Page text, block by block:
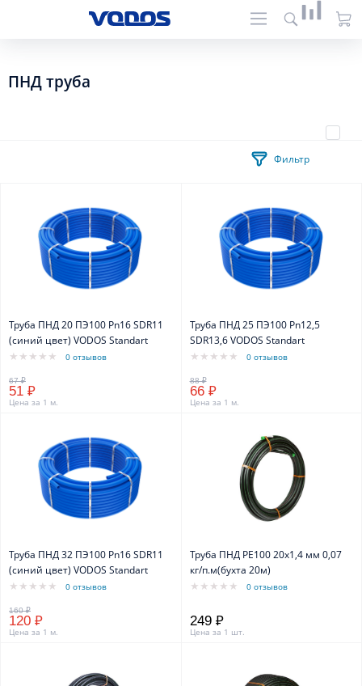
ПНД труба
Фильтр
Труба ПНД 20 ПЭ100 Pn16 SDR11
(синий цвет) VODOS Standart
0 отзывов
51 ₽
Цена за 1 м.
Труба ПНД 25 ПЭ100 Pn12,5
SDR13,6 VODOS Standart
0 отзывов
66 ₽
Цена за 1 м.
Труба ПНД 32 ПЭ100 Pn16 SDR11
(синий цвет) VODOS Standart
0 отзывов
120 ₽
Цена за 1 м.
Труба ПНД PE100 20x1,4 мм 0,07
кг/п.м(бухта 20м)
0 отзывов
249 ₽
Цена за 1 шт.